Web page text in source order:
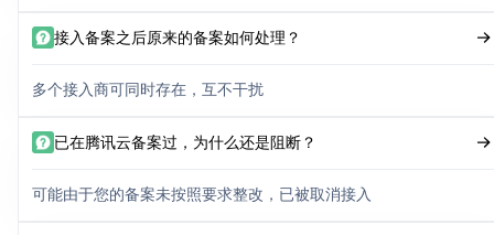
接入备案之后原来的备案如何处理？
多个接入商可同时存在，互不干扰
已在腾讯云备案过，为什么还是阻断？
可能由于您的备案未按照要求整改，已被取消接入